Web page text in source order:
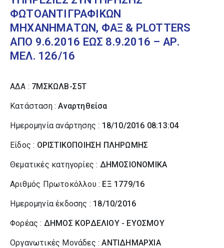
ΦΩΤΟΑΝΤΙΓΡΑΦΙΚΩΝ
ΜΗΧΑΝΗΜΑΤΩΝ, ΦΑΞ & PLOTTERS
ΑΠΟ 9.6.2016 ΕΩΣ 8.9.2016 – ΑΡ.
ΜΕΛ. 126/16
ΑΔΑ : 7ΜΣΚΩΛΒ-Σ5Τ
Κατάσταση :Αναρτηθείσα
Ημερομηνία ανάρτησης : 18/10/2016 08:13:04
Είδος : ΟΡΙΣΤΙΚΟΠΟΙΗΣΗ ΠΛΗΡΩΜΗΣ
Θεματικές κατηγορίες : ΔΗΜΟΣΙΟΝΟΜΙΚΑ
Αριθμός Πρωτοκόλλου : ΕΞ 1779/16
Ημερομηνία έκδοσης : 18/10/2016
Φορέας : ΔΗΜΟΣ ΚΟΡΔΕΛΙΟΥ - ΕΥΟΣΜΟΥ
Οργανωτικές Μονάδες :ΑΝΤΙΔΗΜΑΡΧΙΑ